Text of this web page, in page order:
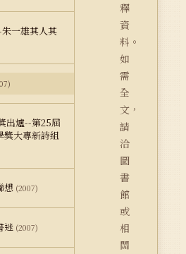
一雄其人其
出爐--第25屆
獎大專新詩組
想 (2007)
迷 (2007)
釋
資
料。
如
需
全
文，
請
洽
圖
書
館
或
相
關